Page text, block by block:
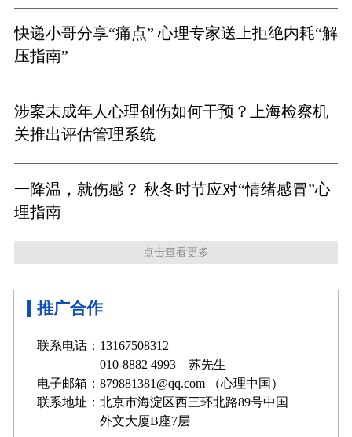
快递小哥分享“痛点” 心理专家送上拒绝内耗“解
压指南”
涉案未成年人心理创伤如何干预？上海检察机
关推出评估管理系统
一降温，就伤感？ 秋冬时节应对“情绪感冒”心
理指南
点击查看更多
推广合作
联系电话：13167508312
010-8882 4993 苏先生
电子邮箱：879881381@qq.com （心理中国）
联系地址：北京市海淀区西三环北路89号中国
外文大厦B座7层